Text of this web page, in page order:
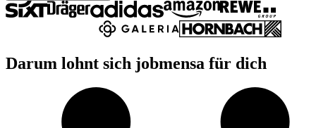
Darum lohnt sich jobmensa für dich